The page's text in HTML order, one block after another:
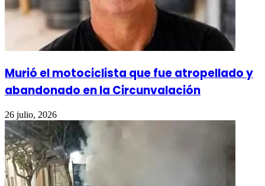
Murió el motociclista que fue atropellado y
abandonado en la Circunvalación
26 julio, 2026